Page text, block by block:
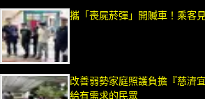
攜「喪屍菸彈」開贓車！乘客
改善弱勢家庭照護負擔『慈濟
給有需求的民眾